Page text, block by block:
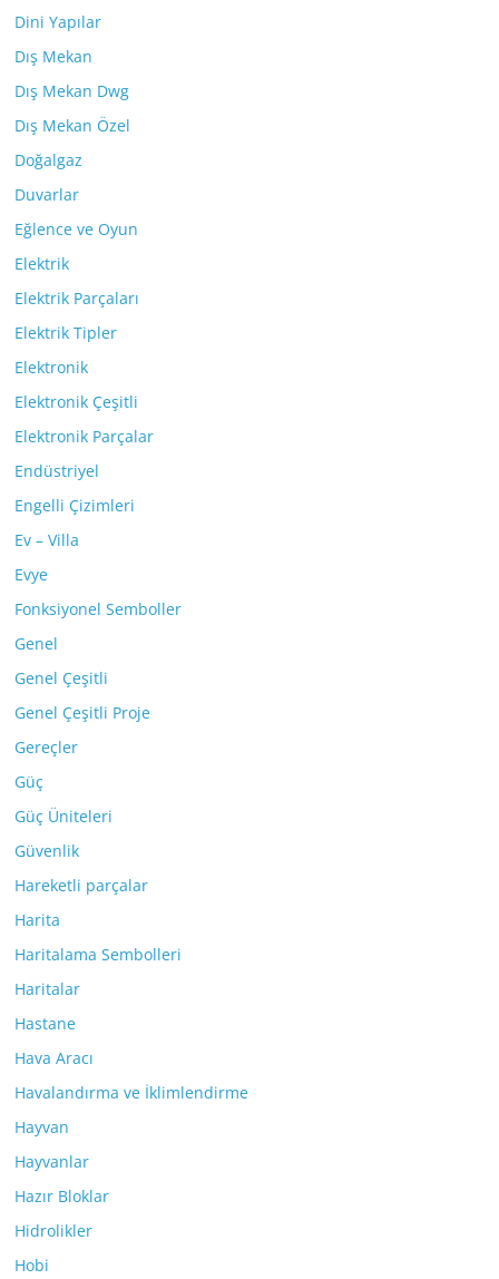
Dini Yapılar
Dış Mekan
Dış Mekan Dwg
Dış Mekan Özel
Doğalgaz
Duvarlar
Eğlence ve Oyun
Elektrik
Elektrik Parçaları
Elektrik Tipler
Elektronik
Elektronik Çeşitli
Elektronik Parçalar
Endüstriyel
Engelli Çizimleri
Ev – Villa
Evye
Fonksiyonel Semboller
Genel
Genel Çeşitli
Genel Çeşitli Proje
Gereçler
Güç
Güç Üniteleri
Güvenlik
Hareketli parçalar
Harita
Haritalama Sembolleri
Haritalar
Hastane
Hava Aracı
Havalandırma ve İklimlendirme
Hayvan
Hayvanlar
Hazır Bloklar
Hidrolikler
Hobi